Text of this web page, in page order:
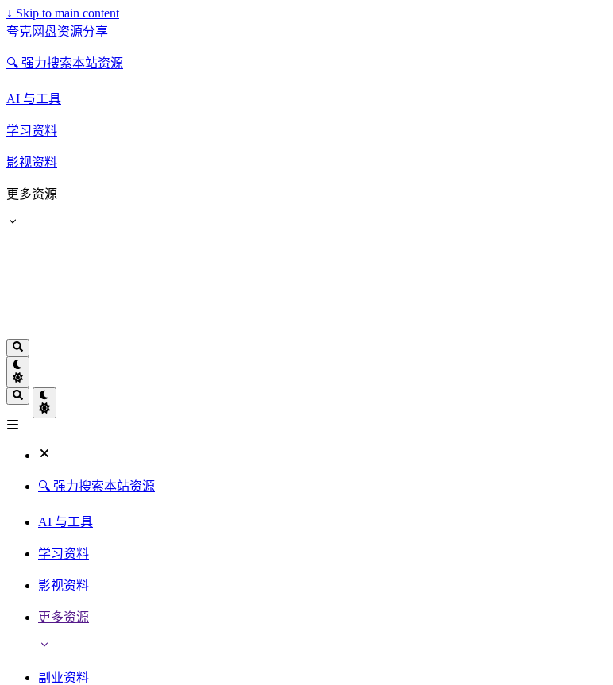
↓ Skip to main content
夸克网盘资源分享
🔍 强力搜索本站资源
AI 与工具
学习资料
影视资料
更多资源
🔍 强力搜索本站资源
AI 与工具
学习资料
影视资料
更多资源
副业资料